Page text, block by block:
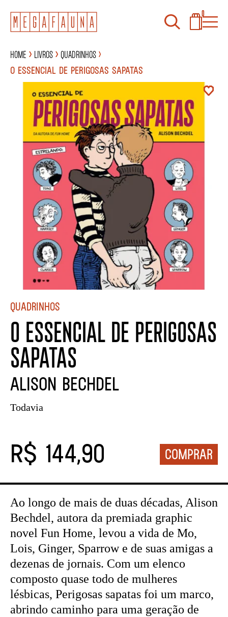
0
Home Livros
Quadrinhos
O ESSENCIAL DE PERIGOSAS SAPATAS
Quadrinhos
O ESSENCIAL DE PERIGOSAS
SAPATAS
Alison Bechdel
Todavia
R$ 144,90
Ao longo de mais de duas décadas, Alison
Bechdel, autora da premiada graphic
novel Fun Home, levou a vida de Mo,
Lois, Ginger, Sparrow e de suas amigas a
dezenas de jornais. Com um elenco
composto quase todo de mulheres
lésbicas, Perigosas sapatas foi um marco,
abrindo caminho para uma geração de